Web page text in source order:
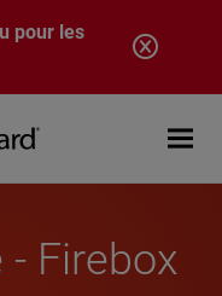
pour les
Open
Firebox